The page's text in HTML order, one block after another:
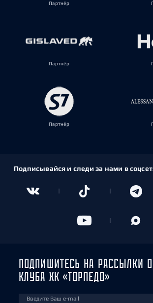
Партнёр
Партнёр
Партнёр
Подписывайся и следи за нами в
ПОДПИШИТЕСЬ НА РАССЫЛКИ
КЛУБА ХК «ТОРПЕДО»
Введите Ваш e-mail